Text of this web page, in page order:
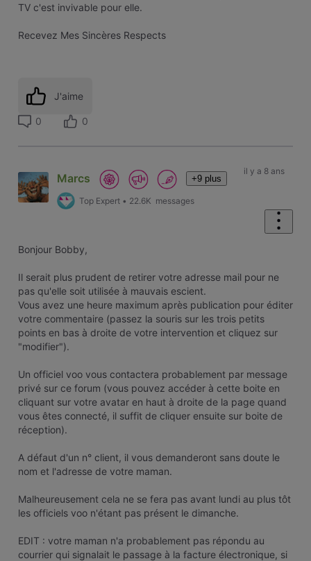
TV c'est invivable pour elle.
Recevez Mes Sincères Respects
J'aime
0 0
Marcs +9 plus
Top Expert • 22.6K messages
il y a 8 ans
Bonjour Bobby,
Il serait plus prudent de retirer votre adresse mail pour ne
pas qu'elle soit utilisée à mauvais escient.
Vous avez une heure maximum après publication pour éditer
votre commentaire (passez la souris sur les trois petits
points en bas à droite de votre intervention et cliquez sur
"modifier").
Un officiel voo vous contactera probablement par message
privé sur ce forum (vous pouvez accéder à cette boite en
cliquant sur votre avatar en haut à droite de la page quand
vous êtes connecté, il suffit de cliquer ensuite sur boite de
réception).
A défaut d'un n° client, il vous demanderont sans doute le
nom et l'adresse de votre maman.
Malheureusement cela ne se fera pas avant lundi au plus tôt
les officiels voo n'étant pas présent le dimanche.
EDIT : votre maman n'a probablement pas répondu au
courrier qui signalait le passage à la facture électronique, si